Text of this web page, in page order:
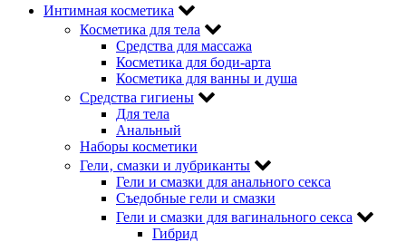
Интимная косметика
Косметика для тела
Средства для массажа
Косметика для боди-арта
Косметика для ванны и душа
Средства гигиены
Для тела
Анальный
Наборы косметики
Гели‚ смазки и лубриканты
Гели и смазки для анального секса
Съедобные гели и смазки
Гели и смазки для вагинального секса
Гибрид